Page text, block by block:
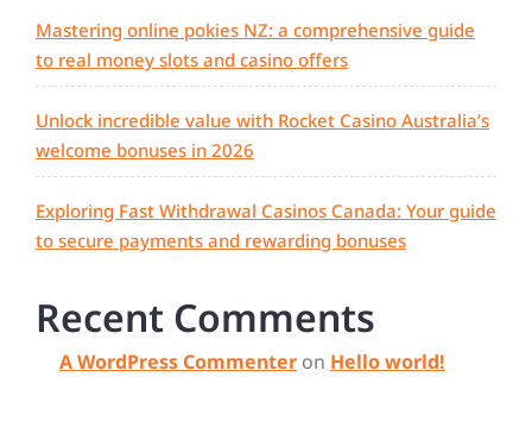
Mastering online pokies NZ: a comprehensive guide
to real money slots and casino offers
Unlock incredible value with Rocket Casino Australia’s
welcome bonuses in 2026
Exploring Fast Withdrawal Casinos Canada: Your guide
to secure payments and rewarding bonuses
Recent Comments
A WordPress Commenter on Hello world!